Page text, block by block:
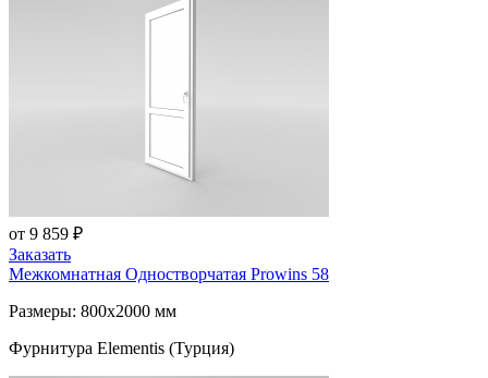
от 9 859 ₽
Заказать
Межкомнатная Одностворчатая Prowins 58
Размеры: 800x2000 мм
Фурнитура Elementis (Турция)